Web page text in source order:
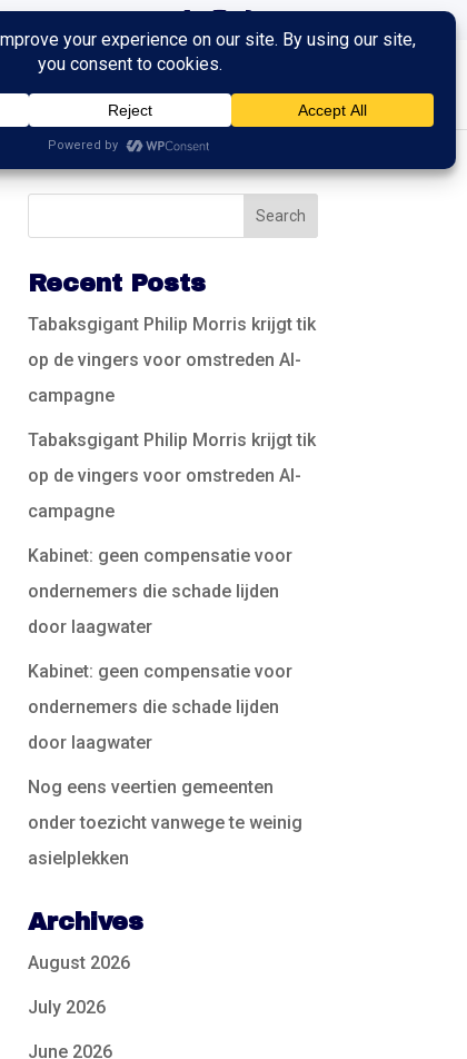
Recent Posts
Tabaksgigant Philip Morris krijgt tik
op de vingers voor omstreden AI-
campagne
Tabaksgigant Philip Morris krijgt tik
op de vingers voor omstreden AI-
campagne
Kabinet: geen compensatie voor
ondernemers die schade lijden
door laagwater
Kabinet: geen compensatie voor
ondernemers die schade lijden
door laagwater
Nog eens veertien gemeenten
onder toezicht vanwege te weinig
asielplekken
Archives
August 2026
July 2026
June 2026